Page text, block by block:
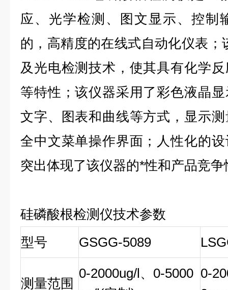
应、光学检测、图文显示、控制
的，高精度的在线式自动化仪表
及光电检测技术，使其具有化学
等特性；该仪器采用了彩色液晶
文字、图表和曲线等方式，显示
全中文菜单操作界面；人性化的
突出体现了该仪器的*性和产品竞争
硅磷酸根检测仪技术参数
型号
GSGG-5089
测量范围
0-2000ug/l、0-5000 0-